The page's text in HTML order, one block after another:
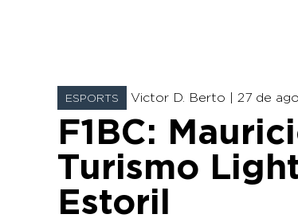
ESPORTS Victor D. Berto | 27 de
F1BC:
Turismo
Estoril